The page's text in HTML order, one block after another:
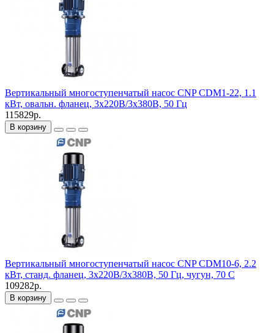
Вертикальный многоступенчатый насос CNP CDM1-22, 1.1
кВт, овальн. фланец, 3х220В/3х380В, 50 Гц
115829р.
В корзину
Вертикальный многоступенчатый насос CNP CDM10-6, 2.2
кВт, станд. фланец, 3х220В/3х380В, 50 Гц, чугун, 70 С
109282р.
В корзину